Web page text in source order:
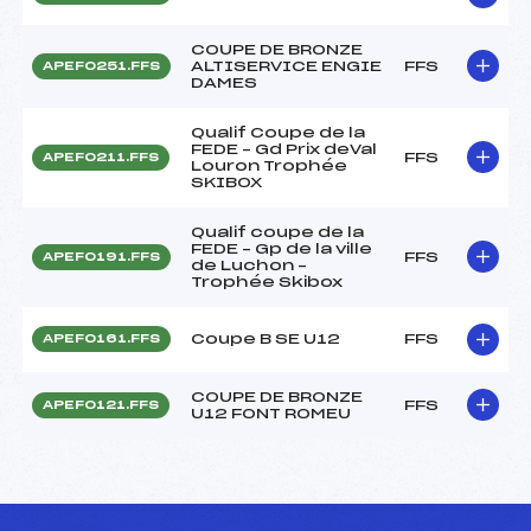
APEF0251.FFS
COUPE DE BRONZE
ALTISERVICE ENGIE
DAMES
FFS
APEF0211.FFS
Qualif Coupe de la
FEDE – Gd Prix deVal
Louron Trophée
SKIBOX
FFS
APEF0191.FFS
Qualif coupe de la
FEDE – Gp de la ville
de Luchon –
Trophée Skibox
FFS
APEF0161.FFS Coupe B SE U12 FFS
APEF0121.FFS
COUPE DE BRONZE
U12 FONT ROMEU
FFS